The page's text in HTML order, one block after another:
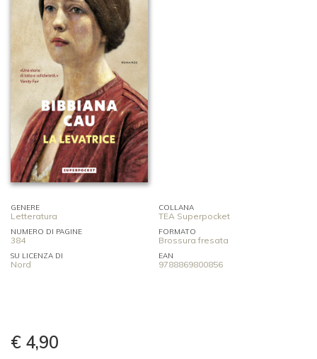
GENERE
Letteratura
COLLANA
TEA Superpocket
NUMERO DI PAGINE
384
FORMATO
Brossura fresata
SU LICENZA DI
Nord
EAN
9788869800856
€ 4,90